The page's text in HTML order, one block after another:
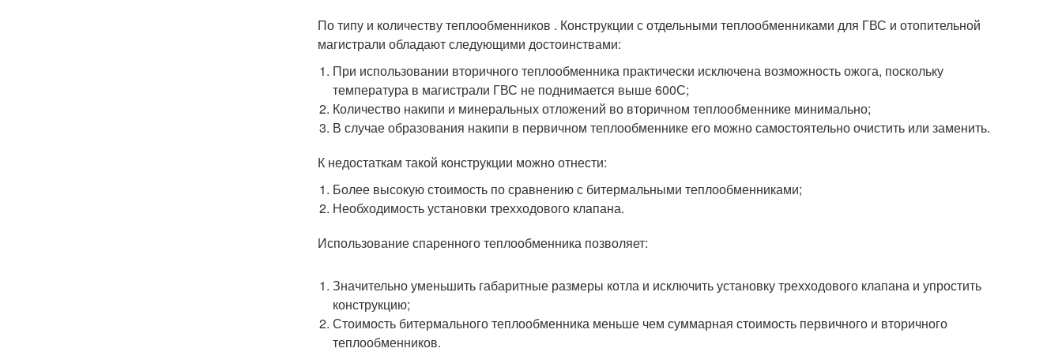
По типу и количеству теплообменников . Конструкции с отдельными теплообменниками для ГВС и отопительной
магистрали обладают следующими достоинствами:
При использовании вторичного теплообменника практически исключена возможность ожога, поскольку
температура в магистрали ГВС не поднимается выше 600С;
Количество накипи и минеральных отложений во вторичном теплообменнике минимально;
В случае образования накипи в первичном теплообменнике его можно самостоятельно очистить или заменить.
К недостаткам такой конструкции можно отнести:
Более высокую стоимость по сравнению с битермальными теплообменниками;
Необходимость установки трехходового клапана.
Использование спаренного теплообменника позволяет:
Значительно уменьшить габаритные размеры котла и исключить установку трехходового клапана и упростить
конструкцию;
Стоимость битермального теплообменника меньше чем суммарная стоимость первичного и вторичного
теплообменников.